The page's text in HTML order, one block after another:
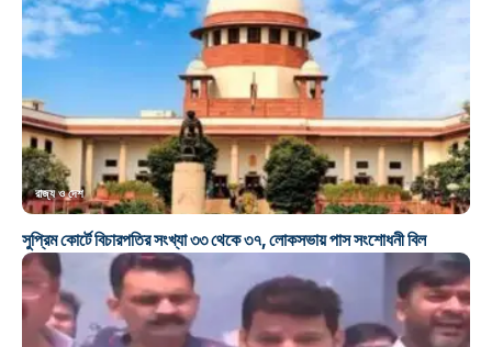
রাজ্য ও দেশ
সুপ্রিম কোর্টে বিচারপতির সংখ্যা ৩৩ থেকে ৩৭, লোকসভায় পাস সংশোধনী বিল